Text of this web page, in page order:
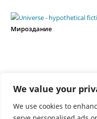
We value your
We use cookies to
Мироздание